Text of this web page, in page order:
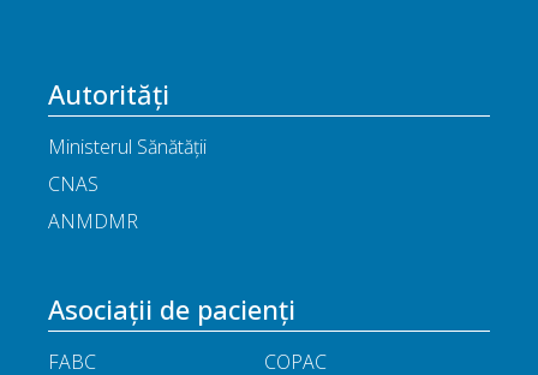
Autorități
Ministerul Sănătății
CNAS
ANMDMR
Asociații de pacienți
FABC COPAC